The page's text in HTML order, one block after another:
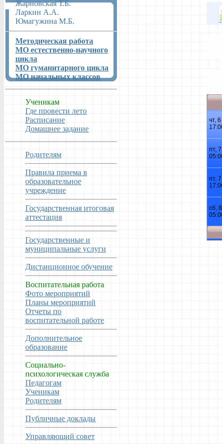
Жарновская Т.Б.
Ларкин А.А.
Юмагужина М.Б.
Методическая работа
МО естественно-научного
цикла
МО гуманитарного цикла
МО начальных классов
Ученикам
Где провести лето
Расписание
Домашнее задание
Родителям
Правила приема в
образовательное
учреждение
Государственная итоговая
аттестация
Государственные и
муниципальные услуги
Дистанционное обучение
Воспитательная работа
Фото мероприятий
Планы мероприятий
Отчеты по
воспитательной работе
Дополнительное
образование
Социально-
психологическая служба
Педагогам
Ученикам
Родителям
Публичные доклады
Управляющий совет